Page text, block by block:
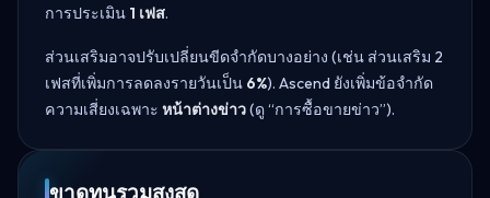
การประเมิน 1 เฟส.
ส่วนเสริมอาจปรับเปลี่ยนขีดจำกัดบางอย่าง (เช่น ส่วนเสริม 2
เฟสที่เพิ่มการลดลงรายวันเป็น 6%). Ascend ยังเพิ่มข้อจำกัด
ความเสี่ยงเฉพาะ หน้าต่างข่าว(ดู “การซื้อขายข่าว”).
ขาดทุนรวมสูงสุด